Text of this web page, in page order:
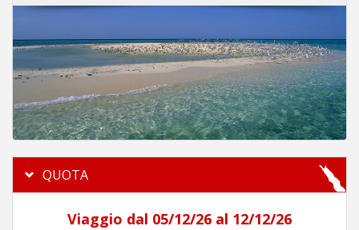
QUOTA
Viaggio dal 05/12/26 al 12/12/26